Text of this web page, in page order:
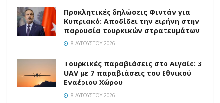
Προκλητικές δηλώσεις Φιντάν για
Κυπριακό: Αποδίδει την ειρήνη στην
παρουσία τουρκικών στρατευμάτων
8 ΑΥΓΟΎΣΤΟΥ 2026
Τουρκικές παραβιάσεις στο Αιγαίο: 3
UAV με 7 παραβιάσεις του Εθνικού
Εναέριου Χώρου
8 ΑΥΓΟΎΣΤΟΥ 2026